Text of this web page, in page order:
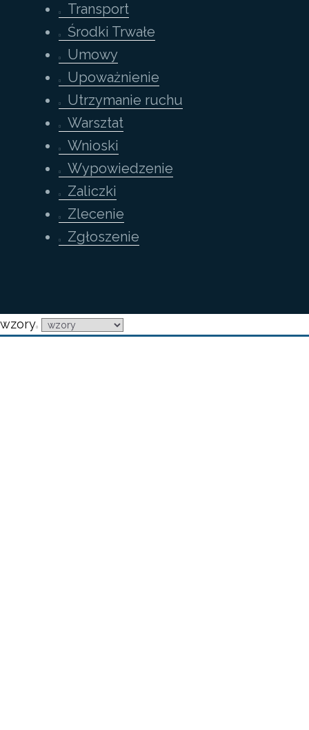
Transport
Środki Trwałe
Umowy
Upoważnienie
Utrzymanie ruchu
Warsztat
Wnioski
Wypowiedzenie
Zaliczki
Zlecenie
Zgłoszenie
wzory